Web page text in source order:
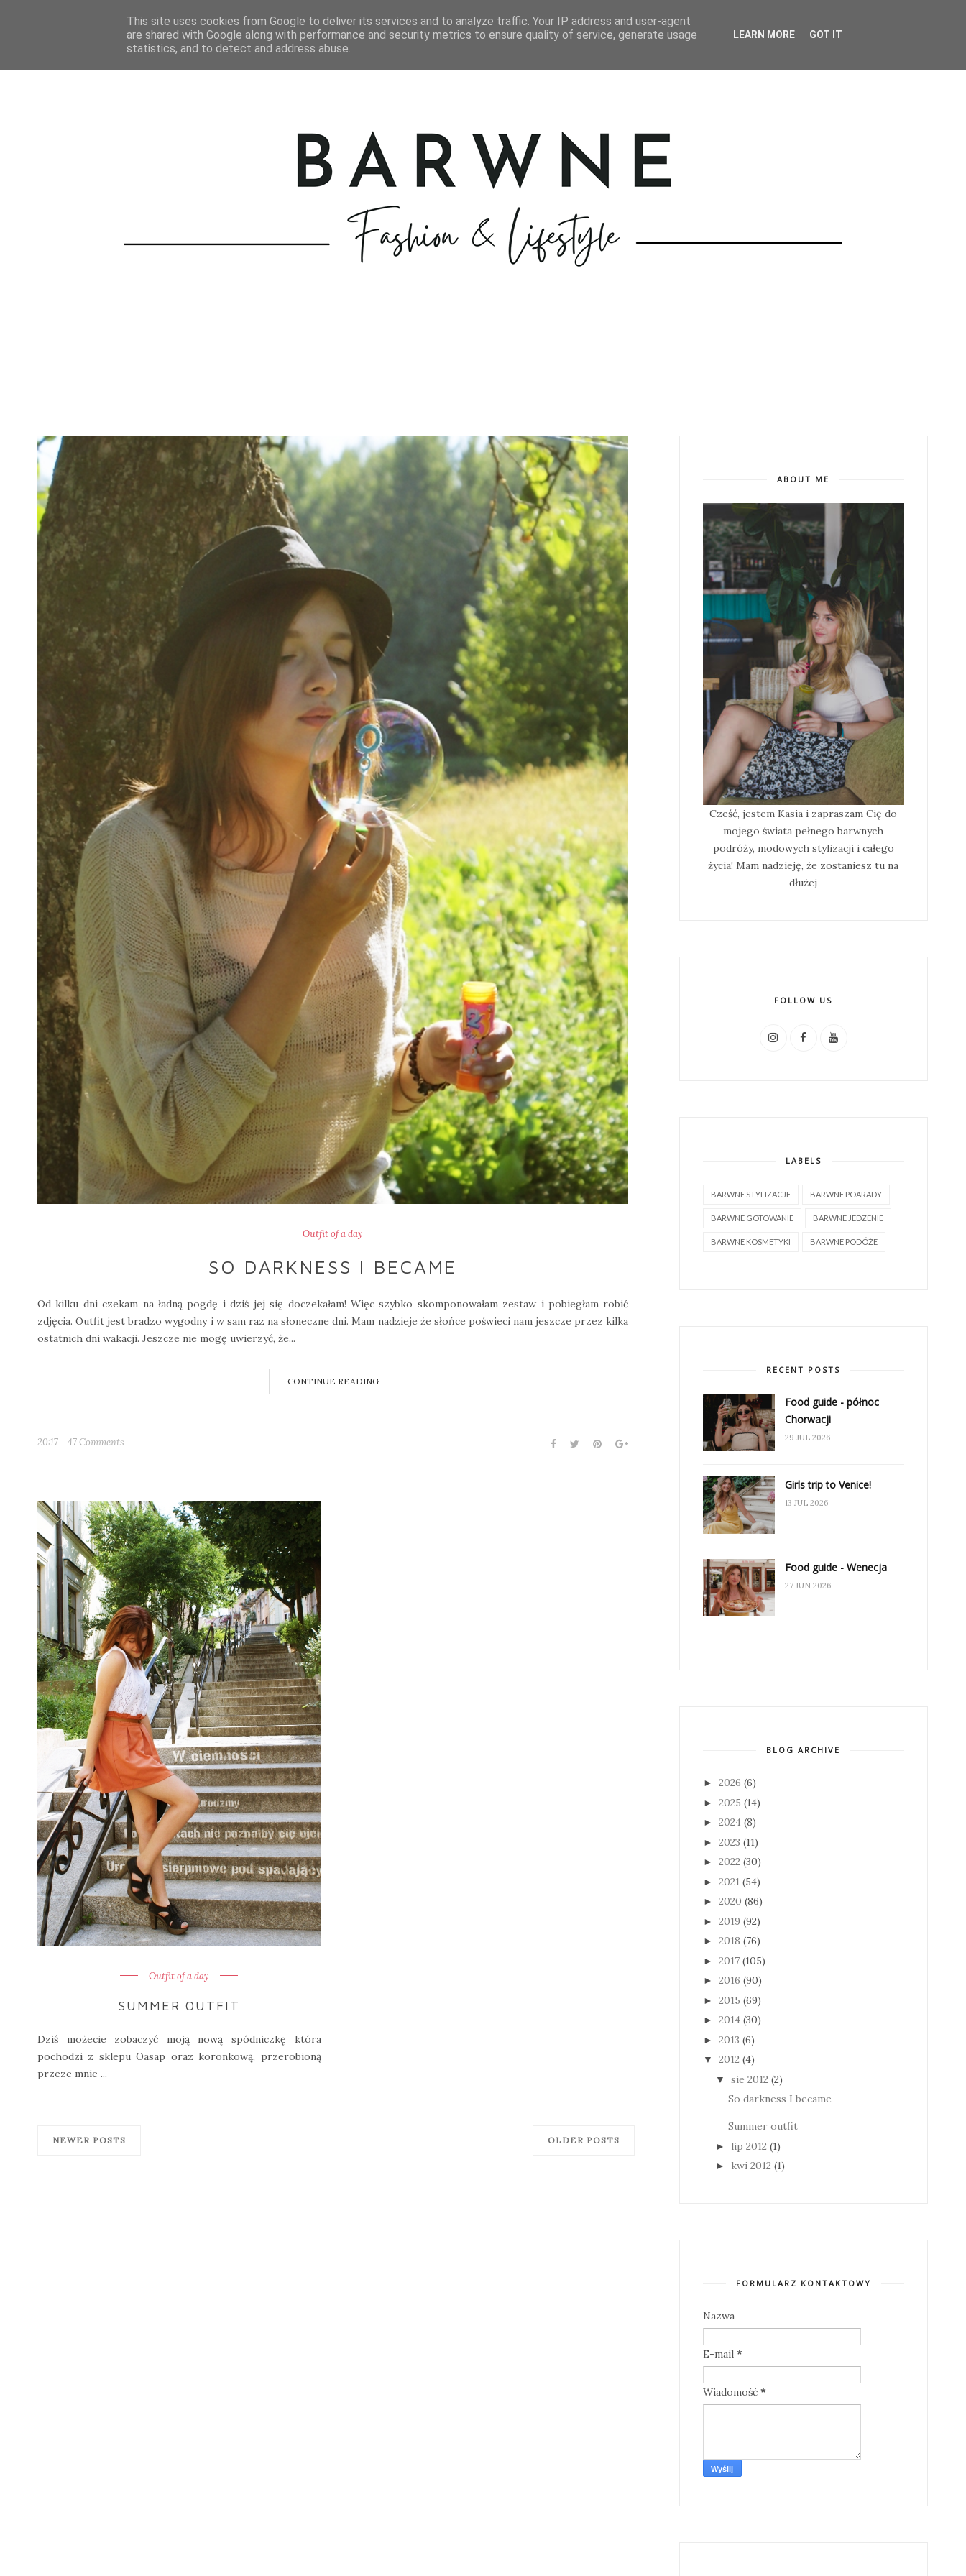
STRONA GŁÓWNA STYLIZACJE KOSMETYKI GOTOWANIE PODRÓŻE BARWNE TRAVEL
Outfit of a day
SO DARKNESS I BECAME
Od kilku dni czekam na ładną pogdę i dziś jej się doczekałam! Więc szybko skomponowałam zestaw i pobiegłam robić
zdjęcia. Outfit jest bradzo wygodny i w sam raz na słoneczne dni. Mam nadzieje że słońce poświeci nam jeszcze przez kilka
ostatnich dni wakacji. Jeszcze nie mogę uwierzyć, że...
CONTINUE READING
20:17 47 Comments
Outfit of a day
SUMMER OUTFIT
Dziś możecie zobaczyć moją nową spódniczkę która
pochodzi z sklepu Oasap oraz koronkową, przerobioną
przeze mnie ...
NEWER POSTS OLDER POSTS
ABOUT ME
Cześć, jestem Kasia i zapraszam Cię do
mojego świata pełnego barwnych
podróży, modowych stylizacji i całego
życia! Mam nadzieję, że zostaniesz tu na
dłużej
FOLLOW US
LABELS
BARWNE STYLIZACJE BARWNE POARADY
BARWNE GOTOWANIE BARWNE JEDZENIE
BARWNE KOSMETYKI BARWNE PODÓŻE
RECENT POSTS
Food guide - północ
Chorwacji
29 JUL 2026
Girls trip to Venice!
13 JUL 2026
Food guide - Wenecja
27 JUN 2026
BLOG ARCHIVE
► 2026 (6)
► 2025 (14)
► 2024 (8)
► 2023 (11)
► 2022 (30)
► 2021 (54)
► 2020 (86)
► 2019 (92)
► 2018 (76)
► 2017 (105)
► 2016 (90)
► 2015 (69)
► 2014 (30)
► 2013 (6)
▼ 2012 (4)
▼ sie 2012 (2)
So darkness I became
Summer outfit
► lip 2012 (1)
► kwi 2012 (1)
FORMULARZ KONTAKTOWY
Nazwa
E-mail *
Wiadomość *
This site uses cookies from Google to deliver its services and to analyze traffic. Your IP address and user-agent
are shared with Google along with performance and security metrics to ensure quality of service, generate usage
statistics, and to detect and address abuse.
LEARN MORE GOT IT